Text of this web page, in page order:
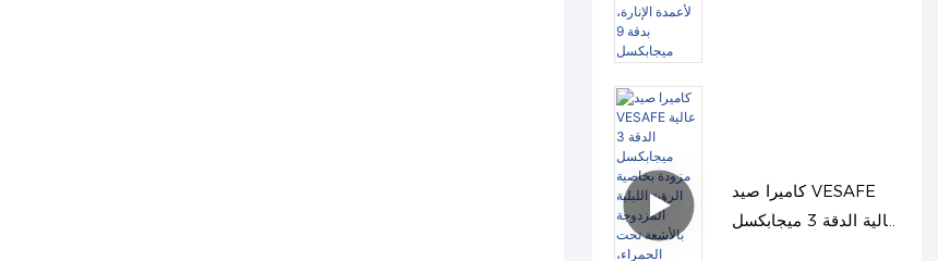
كاميرا صيد VESAFE
عالية الدقة 3 ميجابكسل